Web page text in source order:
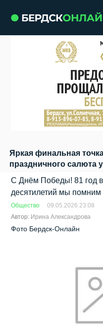
Яркая финальная
праздничного салюта
С Днём Победы! 81 год
десятилетий мы
Общество
09.05.2026 23:08
Автор: Ирина Александрова
Фото Бердск-Онлайн